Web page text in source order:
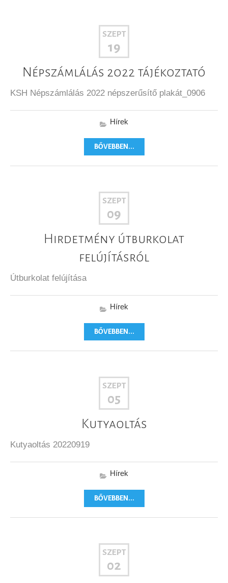
SZEPT
19
Népszámlálás 2022 tájékoztató
KSH Népszámlálás 2022 népszerűsítő plakát_0906
Hírek
BŐVEBBEN...
SZEPT
09
Hirdetmény útburkolat
felújításról
Útburkolat felújítása
Hírek
BŐVEBBEN...
SZEPT
05
Kutyaoltás
Kutyaoltás 20220919
Hírek
BŐVEBBEN...
SZEPT
02